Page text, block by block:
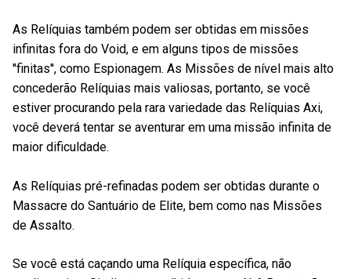
As Relíquias também podem ser obtidas em missões
infinitas fora do Void, e em alguns tipos de missões
''finitas'', como Espionagem. As Missões de nível mais alto
concederão Relíquias mais valiosas, portanto, se você
estiver procurando pela rara variedade das Relíquias Axi,
você deverá tentar se aventurar em uma missão infinita de
maior dificuldade.
As Relíquias pré-refinadas podem ser obtidas durante o
Massacre do Santuário de Elite, bem como nas Missões
de Assalto.
Se você está caçando uma Relíquia específica, não